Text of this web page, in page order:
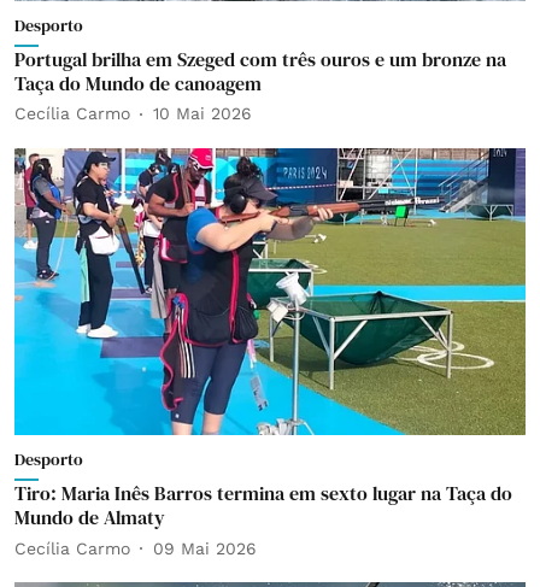
Desporto
Portugal brilha em Szeged com três ouros e um bronze na
Taça do Mundo de canoagem
Cecília Carmo 10 Mai 2026
Desporto
Tiro: Maria Inês Barros termina em sexto lugar na Taça do
Mundo de Almaty
Cecília Carmo 09 Mai 2026